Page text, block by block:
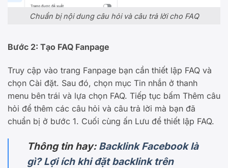
Chuẩn bị nội dung câu hỏi và câu trả lời cho FAQ
Bước 2: Tạo FAQ Fanpage
Truy cập vào trang Fanpage bạn cần thiết lập FAQ và
chọn Cài đặt. Sau đó, chọn mục Tin nhắn ở thanh
menu bên trái và lựa chọn FAQ. Tiếp tục bấm Thêm câu
hỏi để thêm các câu hỏi và câu trả lời mà bạn đã
chuẩn bị ở bước 1. Cuối cùng ấn Lưu để thiết lập FAQ.
Thông tin hay: Backlink Facebook là
gì? Lợi ích khi đặt backlink trên